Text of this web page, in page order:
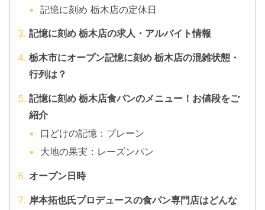
記憶に刻め 栃木店の定休日
記憶に刻め 栃木店の求人・アルバイト情報
栃木市にオープン記憶に刻め 栃木店の混雑状態・
行列は？
記憶に刻め 栃木店食パンのメニュー！お値段をご
紹介
口どけの記憶：プレーン
大地の果実：レーズンパン
オープン日時
岸本拓也氏プロデュースの食パン専門店はどんな